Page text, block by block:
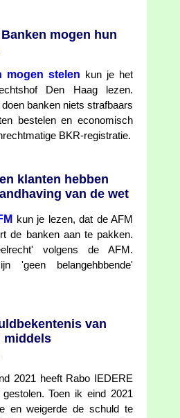
mogen hun
mogen stelen kun je het
Den Haag lezen.
banken niets strafbaars
bestelen en economisch
BKR-registratie.
klanten hebben
van de wet
kun je lezen, dat de AFM
de banken aan te pakken.
volgens de AFM.
'geen belangehbbende'
van
middels
2021 heeft Rabo IEDERE
Toen ik eind 2021
en weigerde de schuld te